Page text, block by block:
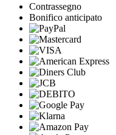
Contrassegno
Bonifico anticipato